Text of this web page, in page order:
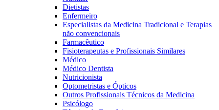
Dietistas
Enfermeiro
Especialistas da Medicina Tradicional e Terapias
não convencionais
Farmacêutico
Fisioterapeutas e Profissionais Similares
Médico
Médico Dentista
Nutricionista
Optometristas e Ópticos
Outros Profissionais Técnicos da Medicina
Psicólogo